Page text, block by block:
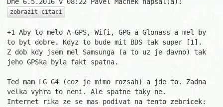
zobrazit citaci
+1 Aby to melo A-GPS, Wifi, GPG a Glonass a mel by
to byt dobre. Kdyz to bude mit BDS tak super [1].
Z dob kdy jsem mel Samsunga (a to uz je davno) tak
jeho GPSka byla fakt spatna.
Ted mam LG G4 (coz je mimo rozsah) a jde to. Zadna
velka vyhra to neni. Ale spatne taky ne.
Internet rika ze se mas podivat na tento zebricek: